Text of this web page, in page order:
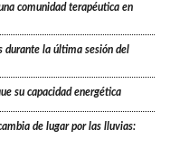
comunidad terapéutica en
durante la última sesión del
su capacidad energética
de lugar por las lluvias: